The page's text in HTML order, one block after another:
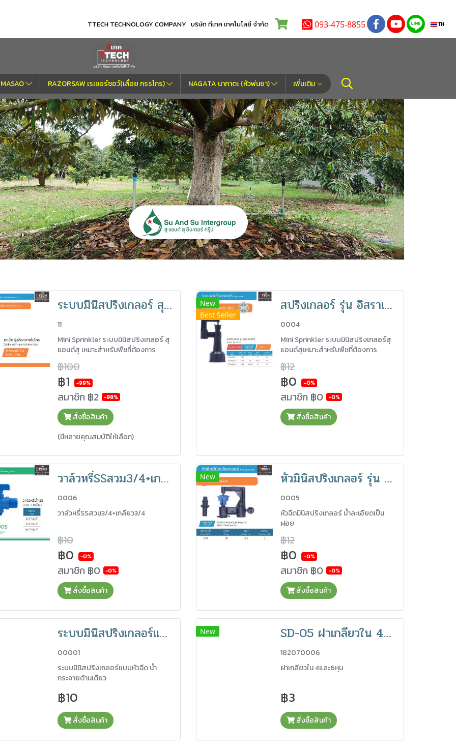
TTECH TECHNOLOGY COMPANY บริษัท ทีเทค เทคโนโลยี จำกัด 093-475-8855 TH
RAZORSAW เรเซอร์ซอว์(เลื่อย กรรไกร) NAGATA นากาตะ (หัวพ่นยา) เพิ่มเติม
ระบบมินิสปริงเกลอร์ สุแอนด์สุ
11
Mini Sprinkler ระบบมินิสปริงเกลอร์ สุ
แอนด์สุ เหมาะสำหรับพืชที่ต้องการ
ปริมาณน้ำน้อยถึงปานกลาง เป็นระบบที่ม
ใช้น้ำและแรงดันไม่เยอะ ซึ้งช่วยลดต้นทุน
สร้างประสิทธิผล ทำให้เกิดความคุ้มค่า
อีกทั้งยังง่ายต่อการติดตั้งและรื้อถอน
฿100
฿1 -99%
สมาชิก ฿2 -98%
สั่งซื้อสินค้า
(มีหลายคุณสมบัติให้เลือก)
New
Best Seller
สปริงเกลอร์ รุ่น อิสราเอล Isalael Sprinkler
0004
Mini Sprinkler ระบบมินิสปริงเกลอร์สุ
แอนด์สุเหมาะสำหรับพืชที่ต้องการ
ปริมาณน้ำน้อยถึงปานกลาง เป็นระบบที่ม
ใช้น้ำและแรงดันไม่เยอะ ซึ้งช่วยลดต้นทุน
สร้างประสิทธิผล ทำให้เกิดความคุ้มค่า
฿12
฿0 -0%
สมาชิก ฿0 -0%
สั่งซื้อสินค้า
วาล์วหรี่SSสวม3/4+เกลียว3/4
0006
วาล์วหรี่SSสวม3/4+เกลียว3/4
฿10
฿0 -0%
สมาชิก ฿0 -0%
สั่งซื้อสินค้า
New หัวมินิสปริงเกลอร์ รุ่น S-Drop D น้ำเงิน
0005
หัวฉีดมินิสปริงเกลอร์ น้ำละเอียดเป็น
ฝอย
฿12
฿0 -0%
สมาชิก ฿0 -0%
สั่งซื้อสินค้า
ระบบมินิสปริงเกลอร์แบบหัวฉีด
00001
ระบบมินิสปริงเกลอร์แบบหัวฉีด น้ำ
กระจายด้านเดียว
฿10
สั่งซื้อสินค้า
New SD-05 ฝาเกลียวใน 4และ6หุน
182070006
ฝาเกลียวใน 4และ6หุน
฿3
สั่งซื้อสินค้า